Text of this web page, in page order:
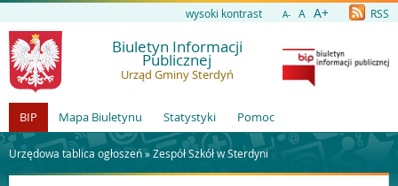
wysoki kontrast A- A A+ RSS
Biuletyn Informacji
Publicznej
Urząd Gminy Sterdyń
BIP Mapa Biuletynu Statystyki Pomoc
Urzędowa tablica ogłoszeń »Zespół Szkół w Sterdyni